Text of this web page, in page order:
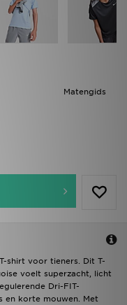
Matengids
shirt voor tieners. Dit T-
voelt superzacht, licht
Dri-FIT-
en korte mouwen. Met